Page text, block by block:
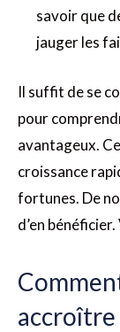
savoir que
jauger les
Il suffit de se
pour
avantageux.
croissance
fortunes. De
d’en